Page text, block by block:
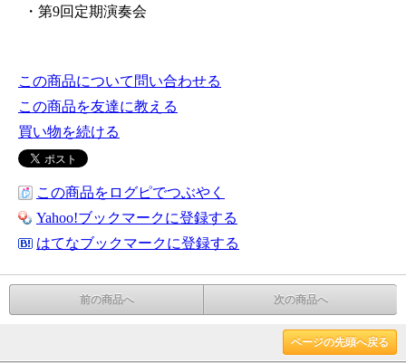
・第9回定期演奏会
この商品について問い合わせる
この商品を友達に教える
買い物を続ける
この商品をログピでつぶやく
Yahoo!ブックマークに登録する
はてなブックマークに登録する
前の商品へ 次の商品へ
ページの先頭へ戻る